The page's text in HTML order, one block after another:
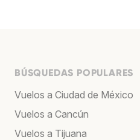
BÚSQUEDAS POPULARES
Vuelos a Ciudad de México
Vuelos a Cancún
Vuelos a Tijuana